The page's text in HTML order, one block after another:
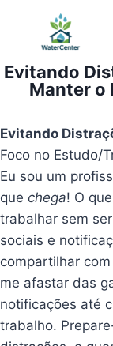
Conteúdo
Evitando
Manter o
Evitando
Foco no Estudo/
Eu sou um
quechega! O
trabalhar sem
sociais e
compartilhar
me afastar das
notificações até
trabalho.